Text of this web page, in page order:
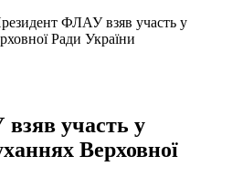
ФЛАУ взяв участь у
Ради України
участь у
Верховної